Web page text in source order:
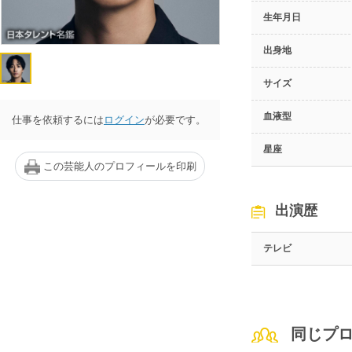
仕事を依頼するには ログインが必要です。
この芸能人のプロフィールを印刷
生年月日
出身地
サイズ
血液型
星座
出演歴
テレビ
同じプ